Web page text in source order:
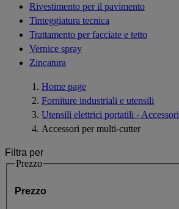
Rivestimento per il pavimento
Tinteggiatura tecnica
Trattamento per facciate e tetto
Vernice spray
Zincatura
Home page
Forniture industriali e utensili
Utensili elettrici portatili - Accessori
Accessori per multi-cutter
Filtra per
Prezzo
Prezzo